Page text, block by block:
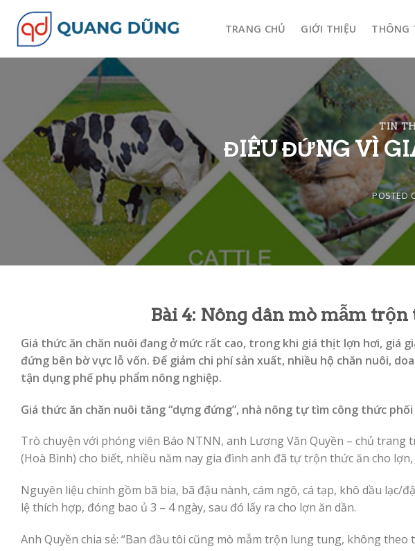
content
TRANG CHỦ GIỚI THIỆU THÔNG
TIN
ĐIÊU ĐỨNG VÌ
POSTED
Bài 4: Nông dân mò mẫm
Giá thức ăn chăn nuôi đang ở mức rất cao, trong khi giá thịt lợn hơi, giá
đứng bên bờ vực lỗ vốn. Để giảm chi phí sản xuất, nhiều hộ chăn nuôi,
tận dụng phế phụ phẩm nông nghiệp.
Giá thức ăn chăn nuôi tăng “dựng đứng”, nhà nông tự tìm công thức
Trò chuyện với phóng viên Báo NTNN, anh Lương Văn Quyền – chủ
(Hoà Bình) cho biết, nhiều năm nay gia đình anh đã tự trộn thức ăn cho
Nguyên liệu chính gồm bã bia, bã đậu nành, cám ngô, cá tạp, khô dầu lạc/
lệ thích hợp, đóng bao ủ 3 – 4 ngày, sau đó lấy ra cho lợn ăn dần.
Anh Quyền chia sẻ: “Ban đầu tôi cũng mò mẫm trộn lung tung, không